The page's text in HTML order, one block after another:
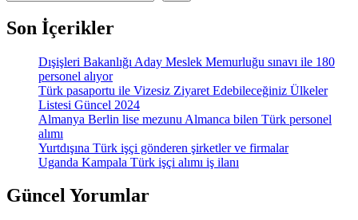
Son İçerikler
Dışişleri Bakanlığı Aday Meslek Memurluğu sınavı ile 180
personel alıyor
Türk pasaportu ile Vizesiz Ziyaret Edebileceğiniz Ülkeler
Listesi Güncel 2024
Almanya Berlin lise mezunu Almanca bilen Türk personel
alımı
Yurtdışına Türk işçi gönderen şirketler ve firmalar
Uganda Kampala Türk işçi alımı iş ilanı
Güncel Yorumlar